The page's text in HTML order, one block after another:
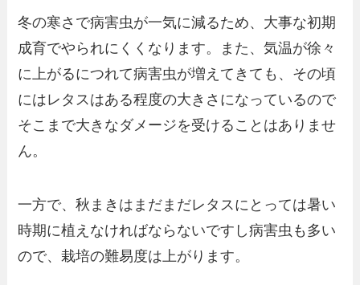
冬の寒さで病害虫が一気に減るため、大事な初期
成育でやられにくくなります。また、気温が徐々
に上がるにつれて病害虫が増えてきても、その頃
にはレタスはある程度の大きさになっているので
そこまで大きなダメージを受けることはありませ
ん。
一方で、秋まきはまだまだレタスにとっては暑い
時期に植えなければならないですし病害虫も多い
ので、栽培の難易度は上がります。